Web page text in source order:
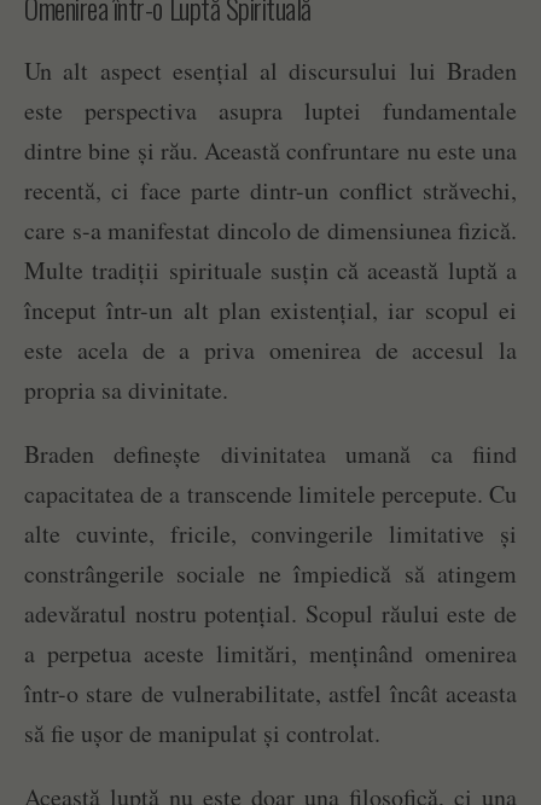
Un alt aspect esențial al discursului lui Braden
este perspectiva asupra luptei fundamentale
dintre bine și rău. Această confruntare nu este una
recentă, ci face parte dintr-un conflict străvechi,
care s-a manifestat dincolo de dimensiunea fizică.
Multe tradiții spirituale susțin că această luptă a
început într-un alt plan existențial, iar scopul ei
este acela de a priva omenirea de accesul la
propria sa divinitate.
Braden definește divinitatea umană ca fiind
capacitatea de a transcende limitele percepute. Cu
alte cuvinte, fricile, convingerile limitative și
constrângerile sociale ne împiedică să atingem
adevăratul nostru potențial. Scopul răului este de
a perpetua aceste limitări, menținând omenirea
într-o stare de vulnerabilitate, astfel încât aceasta
să fie ușor de manipulat și controlat.
Această luptă nu este doar una filosofică, ci una